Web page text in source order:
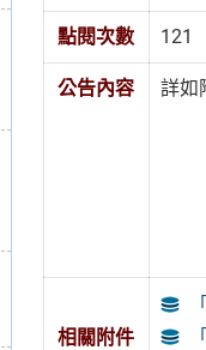
點閱次數 121
公告內容 詳如
相關附件